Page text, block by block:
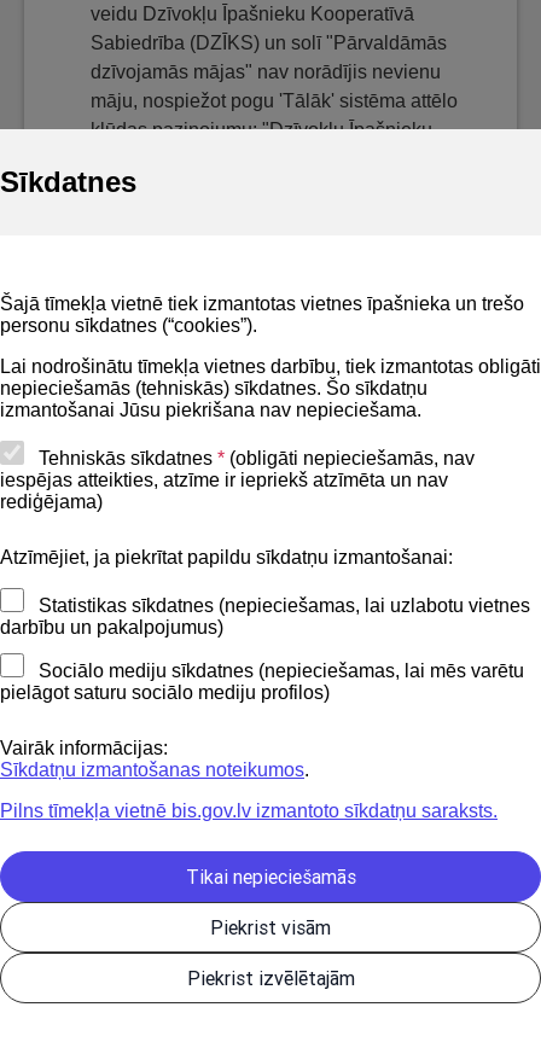
Sīkdatnes
Šajā tīmekļa vietnē tiek izmantotas vietnes īpašnieka un trešo
personu sīkdatnes (“cookies”).
Lai nodrošinātu tīmekļa vietnes darbību, tiek izmantotas obligāti
nepieciešamās (tehniskās) sīkdatnes. Šo sīkdatņu
izmantošanai Jūsu piekrišana nav nepieciešama.
Tehniskās sīkdatnes * (obligāti nepieciešamās, nav
iespējas atteikties, atzīme ir iepriekš atzīmēta un nav
rediģējama)
Atzīmējiet, ja piekrītat papildu sīkdatņu izmantošanai:
Statistikas sīkdatnes (nepieciešamas, lai uzlabotu vietnes
darbību un pakalpojumus)
Sociālo mediju sīkdatnes (nepieciešamas, lai mēs varētu
pielāgot saturu sociālo mediju profilos)
Vairāk informācijas:
Sīkdatņu izmantošanas noteikumos.
Pilns tīmekļa vietnē bis.gov.lv izmantoto sīkdatņu saraksts.
Piekrist izvēlētajām
Piekrist visām
Tikai nepieciešamās
veidu Dzīvokļu Īpašnieku Kooperatīvā
Sabiedrība (DZĪKS) un solī "Pārvaldāmās
dzīvojamās mājas" nav norādījis nevienu
māju, nospiežot pogu 'Tālāk' sistēma attēlo
kļūdas paziņojumu: "Dzīvokļu Īpašnieku
iesniegumā par reģistrēšanos Dzīvojamo
Attēls. Sistēmas kļūdas paziņojums par
veidu Īpašnieku Biedrība un solī
"Pārvaldāmās dzīvojamās mājas" nav
norādījis nevienu māju, nospiežot pogu
'Tālāk' sistēma attēlo kļūdas paziņojumu:
"Īpašnieku Biedrībai iesniegumā par
reģistrēšanos Dzīvojamo māju pārvaldnieku
reģistrā ir obligāti norādāma kaut viena